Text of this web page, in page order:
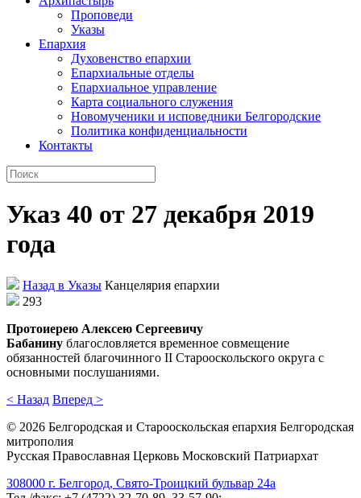
Проповеди
Указы
Епархия
Духовенство епархии
Епархиальные отделы
Епархиальное управление
Карта социального служения
Новомученики и исповедники Белгородские
Политика конфиденциальности
Контакты
Указ 40 от 27 декабря 2019
года
Назад в Указы Канцелярия епархии
293
Протоиерею Алексею Сергеевичу
Бабанину благословляется временное совмещение
обязанностей благочинного II Старооскольского округа с
основными послушаниями.
< Назад Вперед >
© 2026 Белгородская и Старооскольская епархия Белгородская
митрополия
Русская Православная Церковь Московский Патриархат
308000 г. Белгород, Свято-Троицкий бульвар 24а